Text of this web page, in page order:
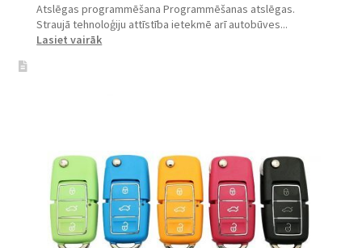
Atslēgas programmēšana Programmēšanas atslēgas.
Straujā tehnoloģiju attīstība ietekmē arī autobūves...
Lasiet vairāk: